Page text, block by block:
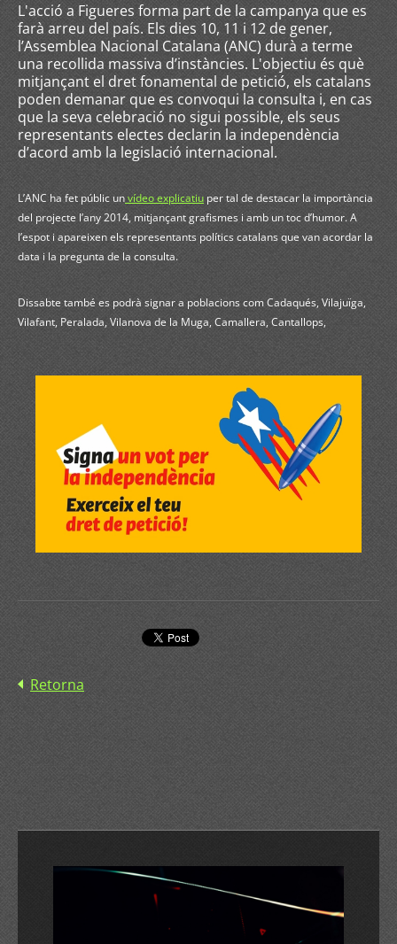
L'acció a Figueres forma part de la campanya que es
farà arreu del país. Els dies 10, 11 i 12 de gener,
l’Assemblea Nacional Catalana (ANC) durà a terme
una recollida massiva d’instàncies. L'objectiu és què
mitjançant el dret fonamental de petició, els catalans
poden demanar que es convoqui la consulta i, en cas
que la seva celebració no sigui possible, els seus
representants electes declarin la independència
d’acord amb la legislació internacional.
L’ANC ha fet públic unvídeo explicatiu per tal de destacar la importància
del projecte l’any 2014, mitjançant grafismes i amb un toc d’humor. A
l’espot i apareixen els representants polítics catalans que van acordar la
data i la pregunta de la consulta.
Dissabte també es podrà signar a poblacions com Cadaqués, Vilajuïga,
Vilafant, Peralada, Vilanova de la Muga, Camallera, Cantallops,
Retorna